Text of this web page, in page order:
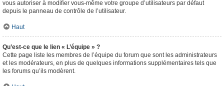
vous autoriser à modifier vous-même votre groupe d’utilisateurs par défaut
depuis le panneau de contrôle de l’utilisateur.
Haut
Qu’est-ce que le lien « L’équipe » ?
Cette page liste les membres de l’équipe du forum que sont les administrateurs
et les modérateurs, en plus de quelques informations supplémentaires tels que
les forums qu’ils modèrent.